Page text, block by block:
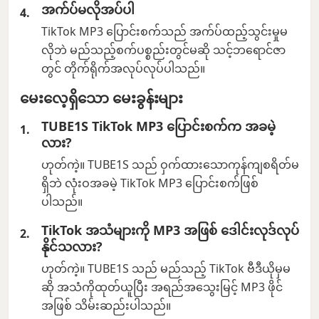
အက်ပ်မလိုအပ်ပါ
TikTok MP3 ပြောင်းစက်သည် အက်ပ်ထည့်သွင်းမှုမ
လိုဘဲ မည်သည့်စက်ပစ္စည်းတွင်မဆို သင့်ဘရောင်ဇာ
တွင် တိုက်ရိုက်အလုပ်လုပ်ပါသည်။
မေးလေ့ရှိသော မေးခွန်းများ
TUBE1S TikTok MP3 ပြောင်းစက်က အခမဲ့
လား?
ဟုတ်ကဲ့။ TUBE1S သည် ဝှက်ထားသောကုန်ကျစရိတ်မ
ရှိဘဲ လုံးဝအခမဲ့ TikTok MP3 ပြောင်းစက်ဖြစ်
ပါသည်။
TikTok အသံများကို MP3 အဖြစ် ဒေါင်းလုဒ်လုပ်
နိုင်သလား?
ဟုတ်ကဲ့။ TUBE1S သည် မည်သည့် TikTok ဗီဒီယိုမှမ
ဆို အသံကိုထုတ်ယူပြီး အရည်အသွေးမြင့် MP3 ဖိုင်
အဖြစ် သိမ်းဆည်းပါသည်။